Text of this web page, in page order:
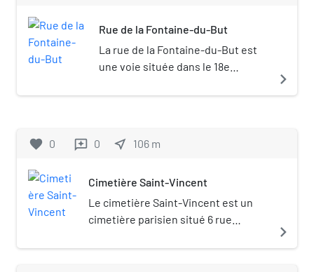
Rue de la Fontaine-du-But
La rue de la Fontaine-du-But est
une voie située dans le 18e
navigate_next
favorite 0 reviews 0 near_me 106 m
Cimetière Saint-Vincent
Le cimetière Saint-Vincent est un
cimetière parisien situé 6 rue
arrondissement), dans le quartier de
navigate_next